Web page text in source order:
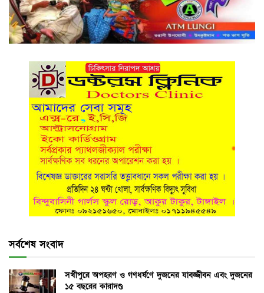
সর্বশেষ সংবাদ
সখীপুরে অপহরণ ও গণধর্ষণে দুজনের যাবজ্জীবন এবং দুজনের
১৫ বছরের কারাদণ্ড